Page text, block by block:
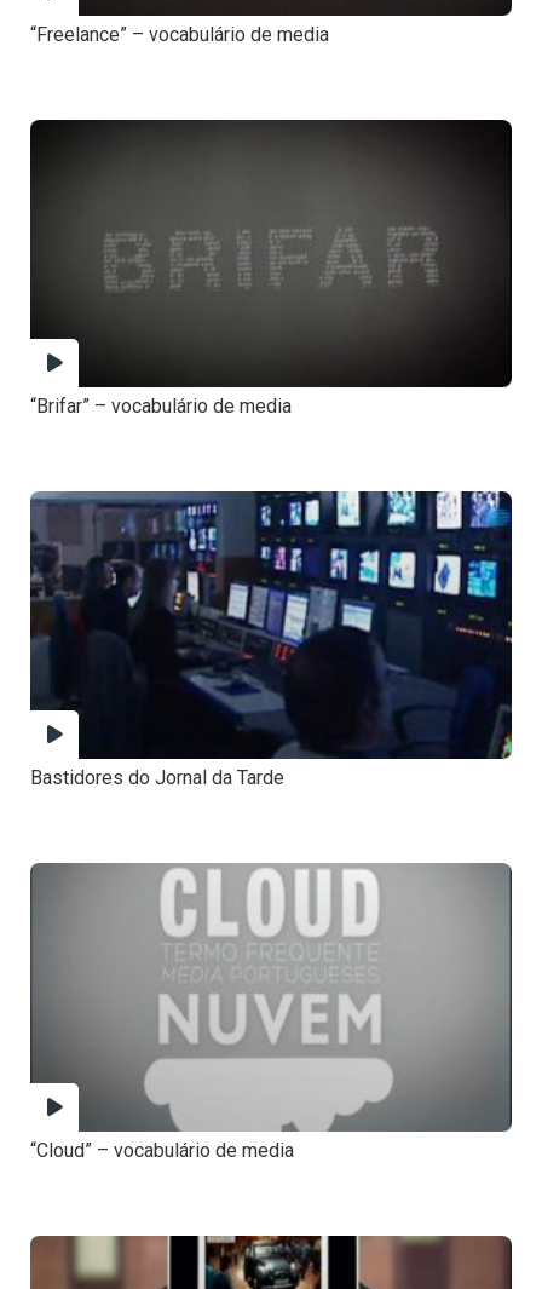
“Freelance” – vocabulário de media
“Brifar” – vocabulário de media
Bastidores do Jornal da Tarde
“Cloud” – vocabulário de media